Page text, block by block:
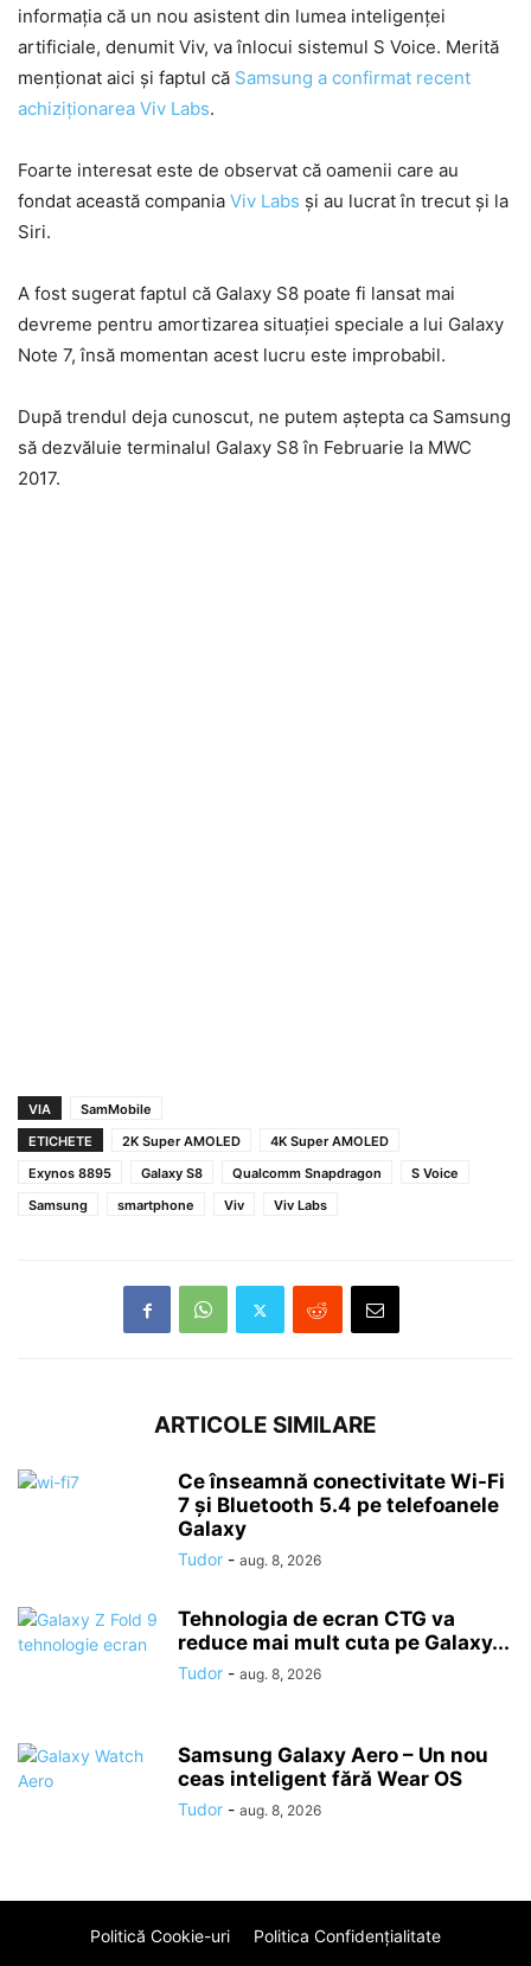
informația că un nou asistent din lumea inteligenței
artificiale, denumit Viv, va înlocui sistemul S Voice. Merită
menționat aici și faptul că Samsung a confirmat recent
achiziționarea Viv Labs.
Foarte interesat este de observat că oamenii care au
fondat această compania Viv Labs și au lucrat în trecut și la
Siri.
A fost sugerat faptul că Galaxy S8 poate fi lansat mai
devreme pentru amortizarea situației speciale a lui Galaxy
Note 7, însă momentan acest lucru este improbabil.
După trendul deja cunoscut, ne putem aștepta ca Samsung
să dezvăluie terminalul Galaxy S8 în Februarie la MWC
2017.
VIA
SamMobile
ETICHETE
2K Super AMOLED
4K Super AMOLED
Exynos 8895
Galaxy S8 Qualcomm Snapdragon
S Voice
Samsung
smartphone Viv Viv Labs
ARTICOLE SIMILARE
Ce înseamnă conectivitate Wi-Fi
7 și Bluetooth 5.4 pe telefoanele
Galaxy
Tudor - aug. 8, 2026
Tehnologia de ecran CTG va
reduce mai mult cuta pe Galaxy...
Tudor - aug. 8, 2026
Samsung Galaxy Aero – Un nou
ceas inteligent fără Wear OS
Tudor - aug. 8, 2026
Politică Cookie-uri Politica Confidenţialitate